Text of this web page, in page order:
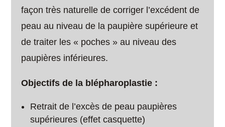
façon très naturelle de corriger l’excédent de
peau au niveau de la paupière supérieure et
de traiter les « poches » au niveau des
paupières inférieures.
Objectifs de la blépharoplastie :
Retrait de l’excès de peau paupières
supérieures (effet casquette)